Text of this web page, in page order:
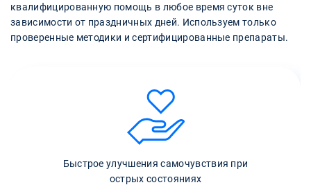
квалифицированную помощь в любое время суток вне
зависимости от праздничных дней. Используем только
проверенные методики и сертифицированные препараты.
Быстрое улучшения самочувствия при
острых состояниях